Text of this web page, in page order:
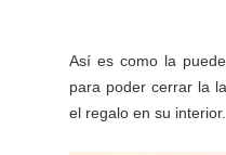
Así es como la
para poder cerrar la
el regalo en su interior.